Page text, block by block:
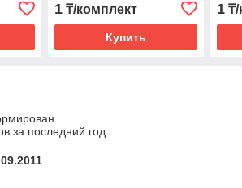
1₸/комплект
Купить
1 ₸/
за последний год